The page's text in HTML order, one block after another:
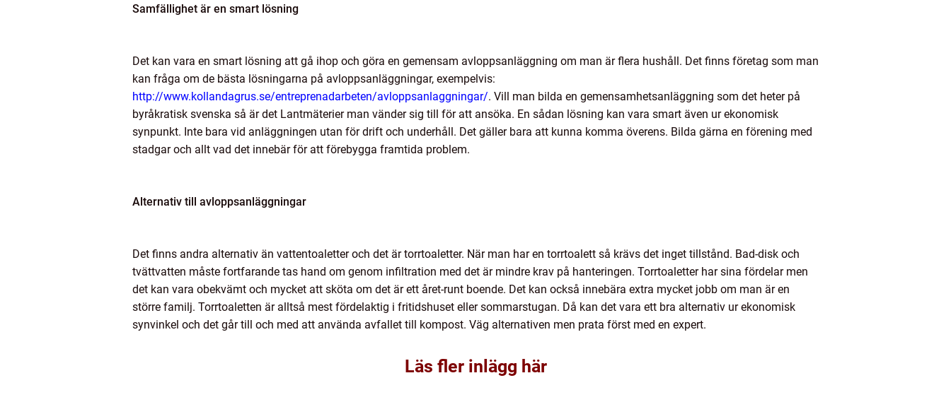
Samfällighet är en smart lösning
Det kan vara en smart lösning att gå ihop och göra en gemensam avloppsanläggning om man är flera hushåll. Det finns företag som man
kan fråga om de bästa lösningarna på avloppsanläggningar, exempelvis:
http://www.kollandagrus.se/entreprenadarbeten/avloppsanlaggningar/. Vill man bilda en gemensamhetsanläggning som det heter på
byråkratisk svenska så är det Lantmäterier man vänder sig till för att ansöka. En sådan lösning kan vara smart även ur ekonomisk
synpunkt. Inte bara vid anläggningen utan för drift och underhåll. Det gäller bara att kunna komma överens. Bilda gärna en förening med
stadgar och allt vad det innebär för att förebygga framtida problem.
Alternativ till avloppsanläggningar
Det finns andra alternativ än vattentoaletter och det är torrtoaletter. När man har en torrtoalett så krävs det inget tillstånd. Bad-disk och
tvättvatten måste fortfarande tas hand om genom infiltration med det är mindre krav på hanteringen. Torrtoaletter har sina fördelar men
det kan vara obekvämt och mycket att sköta om det är ett året-runt boende. Det kan också innebära extra mycket jobb om man är en
större familj. Torrtoaletten är alltså mest fördelaktig i fritidshuset eller sommarstugan. Då kan det vara ett bra alternativ ur ekonomisk
synvinkel och det går till och med att använda avfallet till kompost. Väg alternativen men prata först med en expert.
Läs fler inlägg här